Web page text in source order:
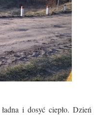
i dosyć ciepło.